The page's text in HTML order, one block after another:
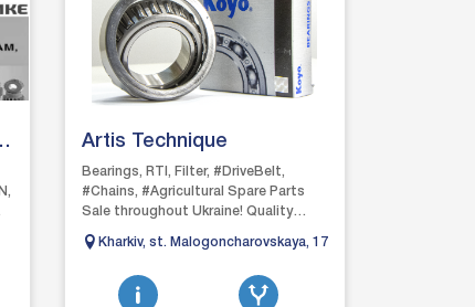
Artis Technique
Bearings, RTI, Filter, #DriveBelt,
#Chains, #Agricultural Spare Parts
Sale throughout Ukraine! Quality
and ...
Kharkiv, st. Malogoncharovskaya, 17